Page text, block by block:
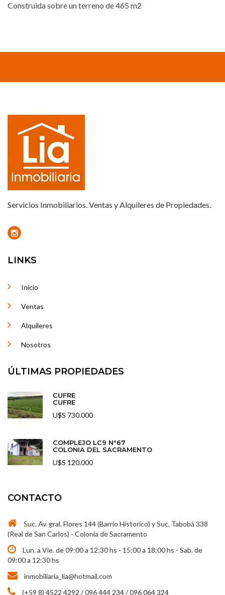
Construida sobre un terreno de 465 m2
Servicios Inmobiliarios. Ventas y Alquileres de Propiedades.
LINKS
Inicio
Ventas
Alquileres
Nosotros
ÚLTIMAS PROPIEDADES
CUFRE
CUFRE
U$S 730.000
COMPLEJO LC9 N°67
COLONIA DEL SACRAMENTO
U$S 120.000
CONTACTO
Suc. Av. gral. Flores 144 (Barrio Historico) y Suc. Tabobá 338
(Real de San Carlos) - Colonia de Sacramento
Lun. a Vie. de 09:00 a 12:30 hs - 15:00 a 18:00 hs - Sab. de
09:00 a 12:30 hs
inmobiliaria_lia@hotmail.com
(+59 8) 4522 4292 / 096 444 234 / 096 064 324